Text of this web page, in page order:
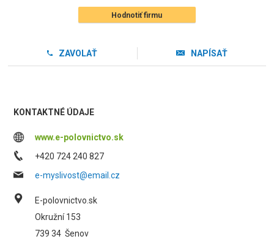
Hodnotiť firmu
ZAVOLAŤ NAPÍSAŤ
KONTAKTNÉ ÚDAJE
www.e-polovnictvo.sk
+420 724 240 827
e-myslivost@email.cz
E-polovnictvo.sk
Okružní 153
739 34 Šenov